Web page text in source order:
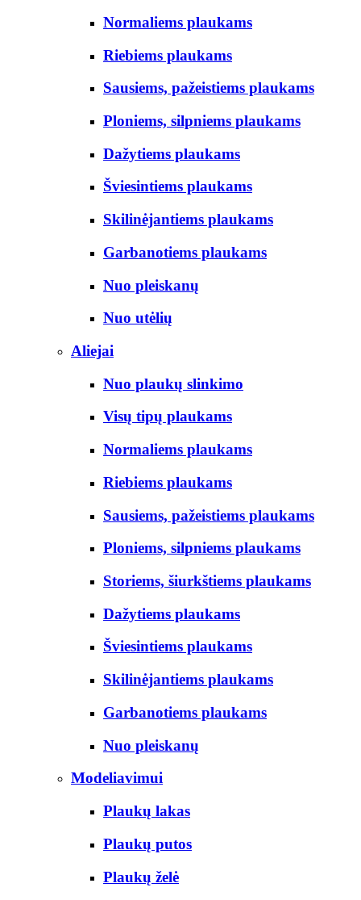
Normaliems plaukams
Riebiems plaukams
Sausiems, pažeistiems plaukams
Ploniems, silpniems plaukams
Dažytiems plaukams
Šviesintiems plaukams
Skilinėjantiems plaukams
Garbanotiems plaukams
Nuo pleiskanų
Nuo utėlių
Aliejai
Nuo plaukų slinkimo
Visų tipų plaukams
Normaliems plaukams
Riebiems plaukams
Sausiems, pažeistiems plaukams
Ploniems, silpniems plaukams
Storiems, šiurkštiems plaukams
Dažytiems plaukams
Šviesintiems plaukams
Skilinėjantiems plaukams
Garbanotiems plaukams
Nuo pleiskanų
Modeliavimui
Plaukų lakas
Plaukų putos
Plaukų želė